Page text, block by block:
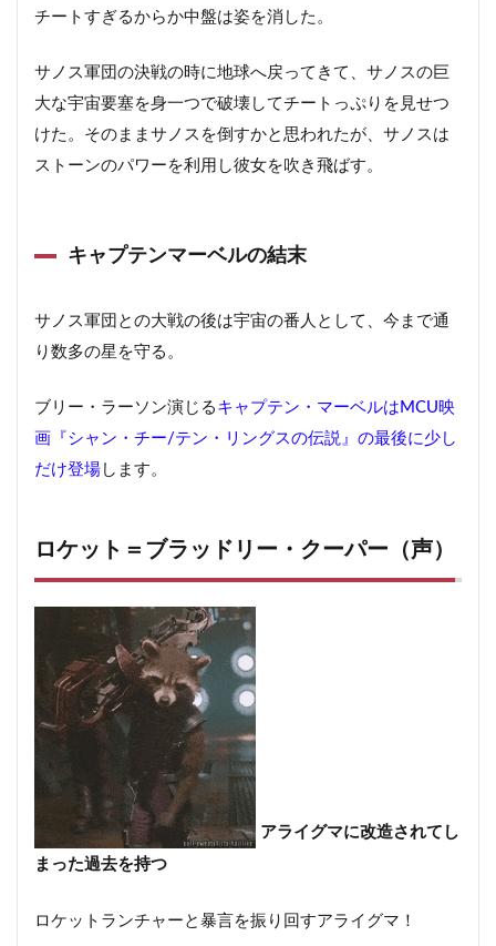
チートすぎるからか中盤は姿を消した。
サノス軍団の決戦の時に地球へ戻ってきて、サノスの巨
大な宇宙要塞を身一つで破壊してチートっぷりを見せつ
けた。そのままサノスを倒すかと思われたが、サノスは
ストーンのパワーを利用し彼女を吹き飛ばす。
キャプテンマーベルの結末
サノス軍団との大戦の後は宇宙の番人として、今まで通
り数多の星を守る。
ブリー・ラーソン演じる キャプテン・マーベルはMCU映
画『シャン・チー/テン・リングスの伝説』の最後に少し
だけ登場 します。
ロケット＝ブラッドリー・クーパー（声）
アライグマに改造されてし
まった過去を持つ
ロケットランチャーと暴言を振り回すアライグマ！